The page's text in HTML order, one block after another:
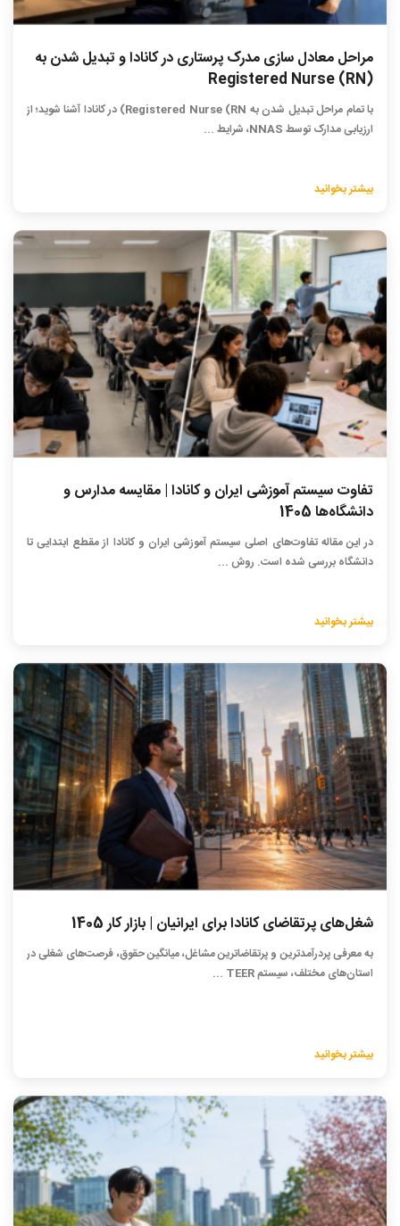
مراحل معادل سازی مدرک پرستاری در کانادا و تبدیل شدن به
Registered Nurse (RN)
با تمام مراحل تبدیل شدن به Registered Nurse (RN) در کانادا آشنا شوید؛ از
ارزیابی مدارک توسط NNAS، شرایط ...
بیشتر بخوانید
تفاوت سیستم آموزشی ایران و کانادا | مقایسه مدارس و
دانشگاه‌ها 1405
در این مقاله تفاوت‌های اصلی سیستم آموزشی ایران و کانادا از مقطع ابتدایی تا
دانشگاه بررسی شده است. روش ...
بیشتر بخوانید
شغل‌های پرتقاضای کانادا برای ایرانیان | بازار کار 1405
به معرفی پردرآمدترین و پرتقاضاترین مشاغل، میانگین حقوق، فرصت‌های شغلی در
استان‌های مختلف، سیستم TEER ...
بیشتر بخوانید